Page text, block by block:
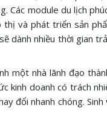
Các module du lịch
và phát triển sản
dành nhiều thời gian
một nhà lãnh đạo
kinh doanh có trách
đổi nhanh chóng.